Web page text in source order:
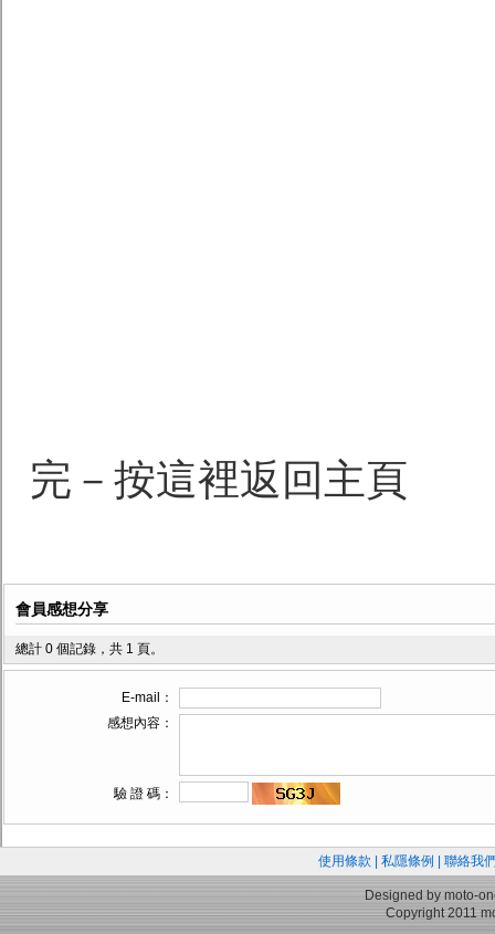
完－按這裡返回主頁
會員感想分享
總計 0 個記錄，共 1 頁。
E-mail：
感想內容：
驗 證 碼：
使用條款 私隱條例 聯絡我
Designed by moto-
Copyright 2011